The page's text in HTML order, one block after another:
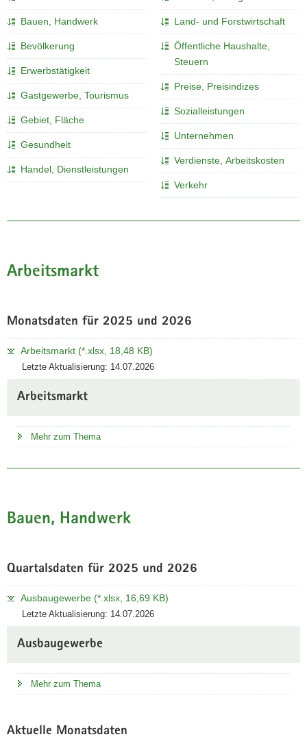
i
g
a
t
i
o
n
Bauen, Handwerk
Bevölkerung
Erwerbstätigkeit
Gastgewerbe, Tourismus
Gebiet, Fläche
Gesundheit
Handel, Dienstleistungen
Land- und Forstwirtschaft
Öffentliche Haushalte,
Steuern
Preise, Preisindizes
Sozialleistungen
Unternehmen
Verdienste, Arbeitskosten
Verkehr
Arbeitsmarkt
Monatsdaten für 2025 und 2026
Arbeitsmarkt (*.xlsx, 18,48 KB)
Letzte Aktualisierung: 14.07.2026
Arbeitsmarkt
Mehr zum Thema
Bauen, Handwerk
Quartalsdaten für 2025 und 2026
Ausbaugewerbe (*.xlsx, 16,69 KB)
Letzte Aktualisierung: 14.07.2026
Ausbaugewerbe
Mehr zum Thema
Aktuelle Monatsdaten